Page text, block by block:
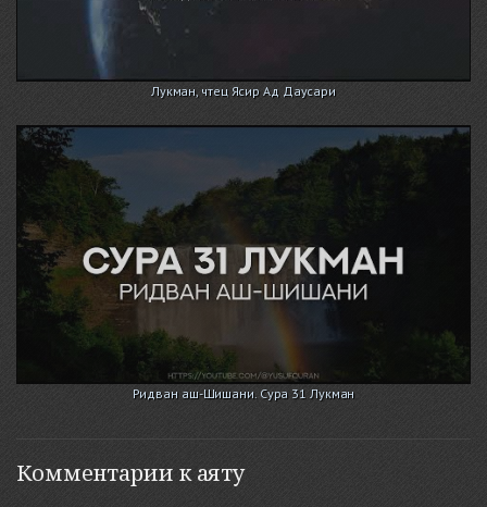
Лукман, чтец Ясир Ад Даусари
Ридван аш-Шишани. Сура 31 Лукман
Комментарии к аяту